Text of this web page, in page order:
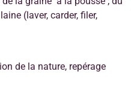
(laver, carder, filer,
de la nature, repérage